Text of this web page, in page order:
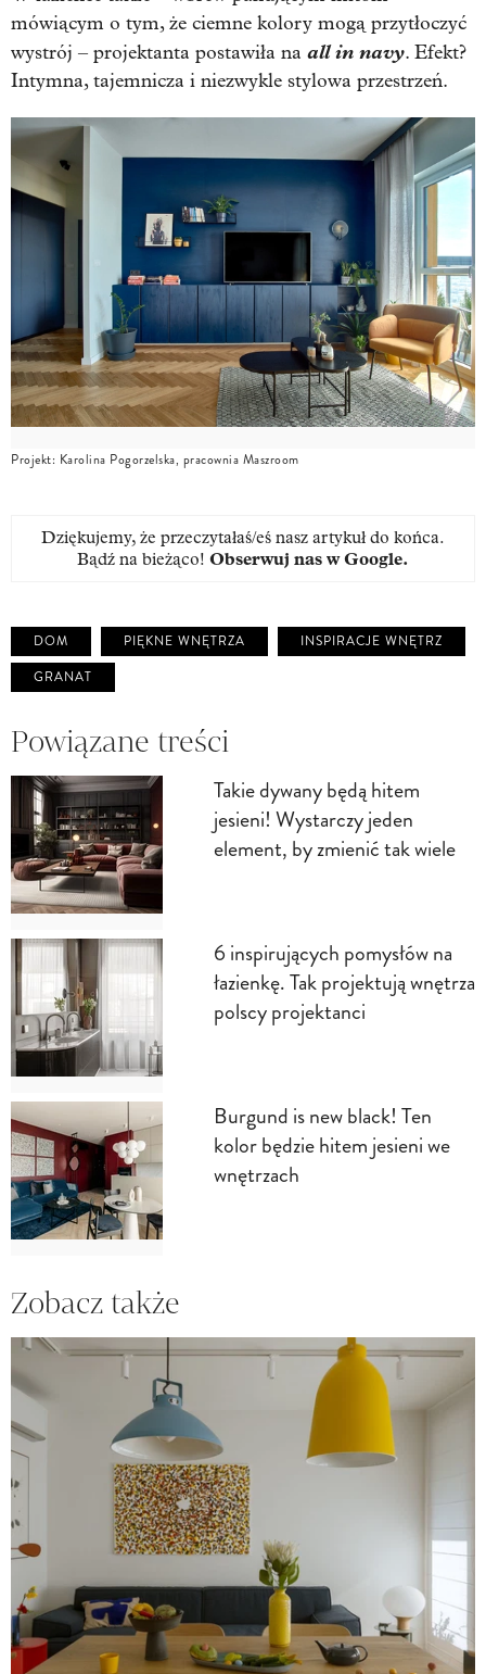
mówiącym o tym, że ciemne kolory mogą przytłoczyć
wystrój – projektanta postawiła na all in navy. Efekt?
Intymna, tajemnicza i niezwykle stylowa przestrzeń.
Projekt: Karolina Pogorzelska, pracownia Maszroom
Dziękujemy, że przeczytałaś/eś nasz artykuł do końca.
Bądź na bieżąco! Obserwuj nas w Google.
DOM PIĘKNE WNĘTRZA
INSPIRACJE WNĘTRZ
GRANAT
Powiązane treści
Takie dywany będą hitem
jesieni! Wystarczy jeden
element, by zmienić tak wiele
6 inspirujących pomysłów na
łazienkę. Tak projektują wnętrza
polscy projektanci
Burgund is new black! Ten
kolor będzie hitem jesieni we
wnętrzach
Zobacz także